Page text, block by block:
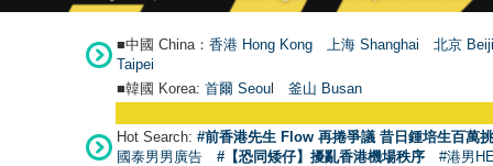
■中國 China： 香港 Hong Kong 上海 Shanghai
北京
Taipei
■韓國 Korea: 首爾 Seoul 釜山 Busan
Hot Search: #前香港先生 Flow 再捲爭議 昔日鍾培生百萬
國泰男男廣告
#【恐同矮仔】擾亂香港機場秩序 #港男